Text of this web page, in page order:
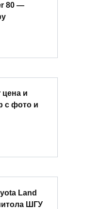
80 —
цена и
с фото и
Land
ШГУ